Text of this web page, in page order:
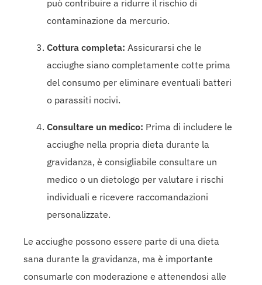
può contribuire a ridurre il rischio di
contaminazione da mercurio.
Cottura completa: Assicurarsi che le
acciughe siano completamente cotte prima
del consumo per eliminare eventuali batteri
o parassiti nocivi.
Consultare un medico: Prima di includere le
acciughe nella propria dieta durante la
gravidanza, è consigliabile consultare un
medico o un dietologo per valutare i rischi
individuali e ricevere raccomandazioni
personalizzate.
Le acciughe possono essere parte di una dieta
sana durante la gravidanza, ma è importante
consumarle con moderazione e attenendosi alle